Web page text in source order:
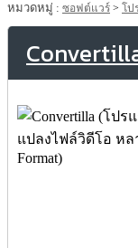
หมวดหมู่ : ซอฟต์แวร์ > โป